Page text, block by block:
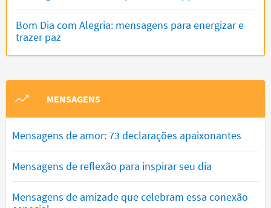
Bom Dia com Alegria: mensagens para energizar e
trazer paz
MENSAGENS
Mensagens de amor: 73 declarações apaixonantes
Mensagens de reflexão para inspirar seu dia
Mensagens de amizade que celebram essa conexão